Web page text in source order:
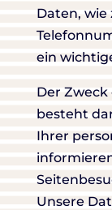
Daten, wie
ein
Der
besteht
Ihrer
Unsere